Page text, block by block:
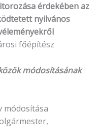
érdekében az
nyilvános
főépítész
módosításának